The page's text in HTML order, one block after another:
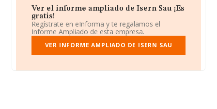
Ver el informe ampliado de Isern Sau ¡Es
gratis!
Regístrate en eInforma y te regalamos el
Informe Ampliado de esta empresa.
VER INFORME AMPLIADO DE ISERN SAU